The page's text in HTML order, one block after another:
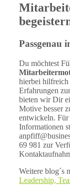
Passgenau
Du möchtest
hierbei hilfreich
Erfahrungen
bieten wir Dir
Motive besser
entwickeln. Für
Informationen
69 981 zur
Weitere blog´s
Leadership,